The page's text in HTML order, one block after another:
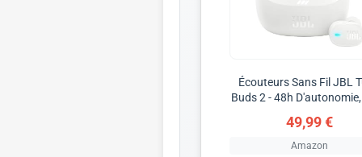
Écouteurs Sans Fil JBL
Buds 2 - 48h
49,99 €
Amazon